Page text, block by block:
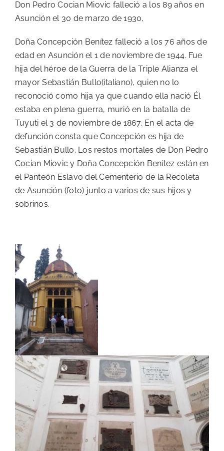
Don Pedro Cocian Miovic falleció a los 89 años en
Asunción el 30 de marzo de 1930,
Doña Concepción Benítez falleció a los 76 años de
edad en Asunción el 1 de noviembre de 1944. Fue
hija del héroe de la Guerra de la Triple Alianza el
mayor Sebastián Bullo(italiano), quien no lo
reconoció como hija ya que cuando ella nació Él
estaba en plena guerra, murió en la batalla de
Tuyuti el 3 de noviembre de 1867. En el acta de
defunción consta que Concepción es hija de
Sebastián Bullo. Los restos mortales de Don Pedro
Cocian Miovic y Doña Concepción Benítez están en
el Panteón Eslavo del Cementerio de la Recoleta
de Asunción (foto) junto a varios de sus hijos y
sobrinos.